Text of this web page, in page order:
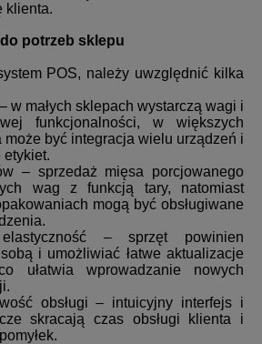
klienta.
potrzeb sklepu
POS, należy uwzględnić kilka
w małych sklepach wystarczą wagi i
funkcjonalności, w większych
może być integracja wielu urządzeń i
– sprzedaż mięsa porcjowanego
wag z funkcją tary, natomiast
mogą być obsługiwane
– sprzęt powinien
i umożliwiać łatwe aktualizacje
ułatwia wprowadzanie nowych
obsługi – intuicyjny interfejs i
skracają czas obsługi klienta i